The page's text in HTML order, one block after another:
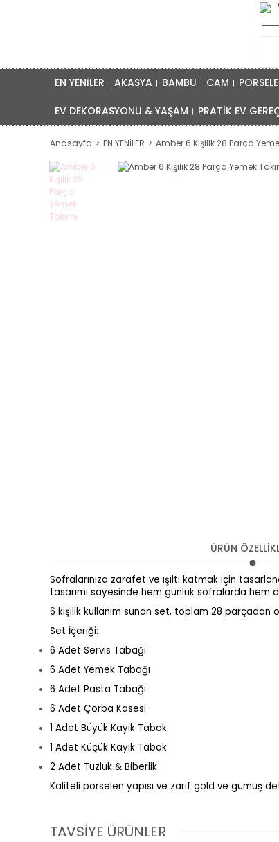
EN YENİLER AKASYA BAMBU CAM
EV DEKORASYONU & YAŞAM PRATİK EV
Anasayfa EN YENİLER Amber 6 Kişilik 28 Parça
ÜRÜN
Sofralarınıza zarafet ve ışıltı katmak için
tasarımı sayesinde hem günlük sofralarda hem
6 kişilik kullanım sunan set, toplam 28 parçadan
Set İçeriği:
6 Adet Servis Tabağı
6 Adet Yemek Tabağı
6 Adet Pasta Tabağı
6 Adet Çorba Kasesi
1 Adet Büyük Kayık Tabak
1 Adet Küçük Kayık Tabak
2 Adet Tuzluk & Biberlik
Kaliteli porselen yapısı ve zarif gold ve gümüş
TAVSİYE ÜRÜNLER